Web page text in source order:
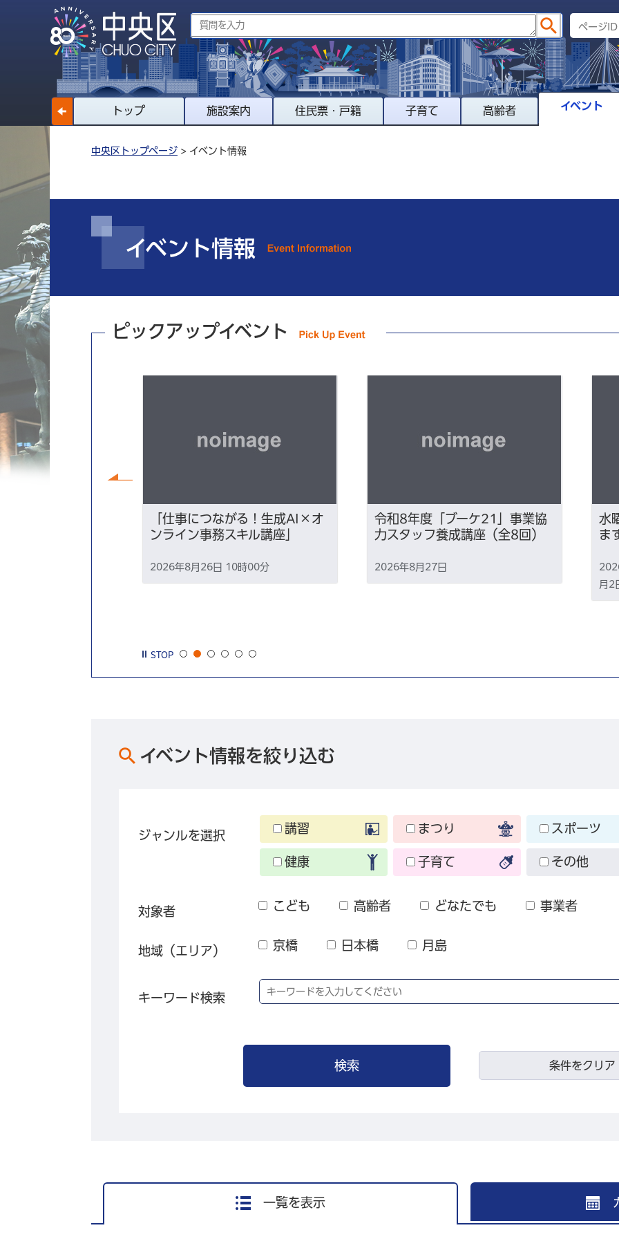
トップ 施設案内 住民票・戸籍 子育て 高齢者 イベント
中央区トップページ > イベント情報
イベント情報
ピックアップイベント
「仕事につながる！生成AI×オ
ンライン事務スキル講座」
2026年8月26日 10時00分
令和8年度「ブーケ21」事業協
力スタッフ養成講座（全8回）
2026年8月27日
水
ま
月2
STOP
イベント情報を絞り込む
ジャンルを選択
講習 まつり スポーツ
健康 子育て その他
対象者 こども 高齢者 どなたでも 事業者
地域（エリア） 京橋 日本橋 月島
キーワード検索
条件をクリア
一覧を表示